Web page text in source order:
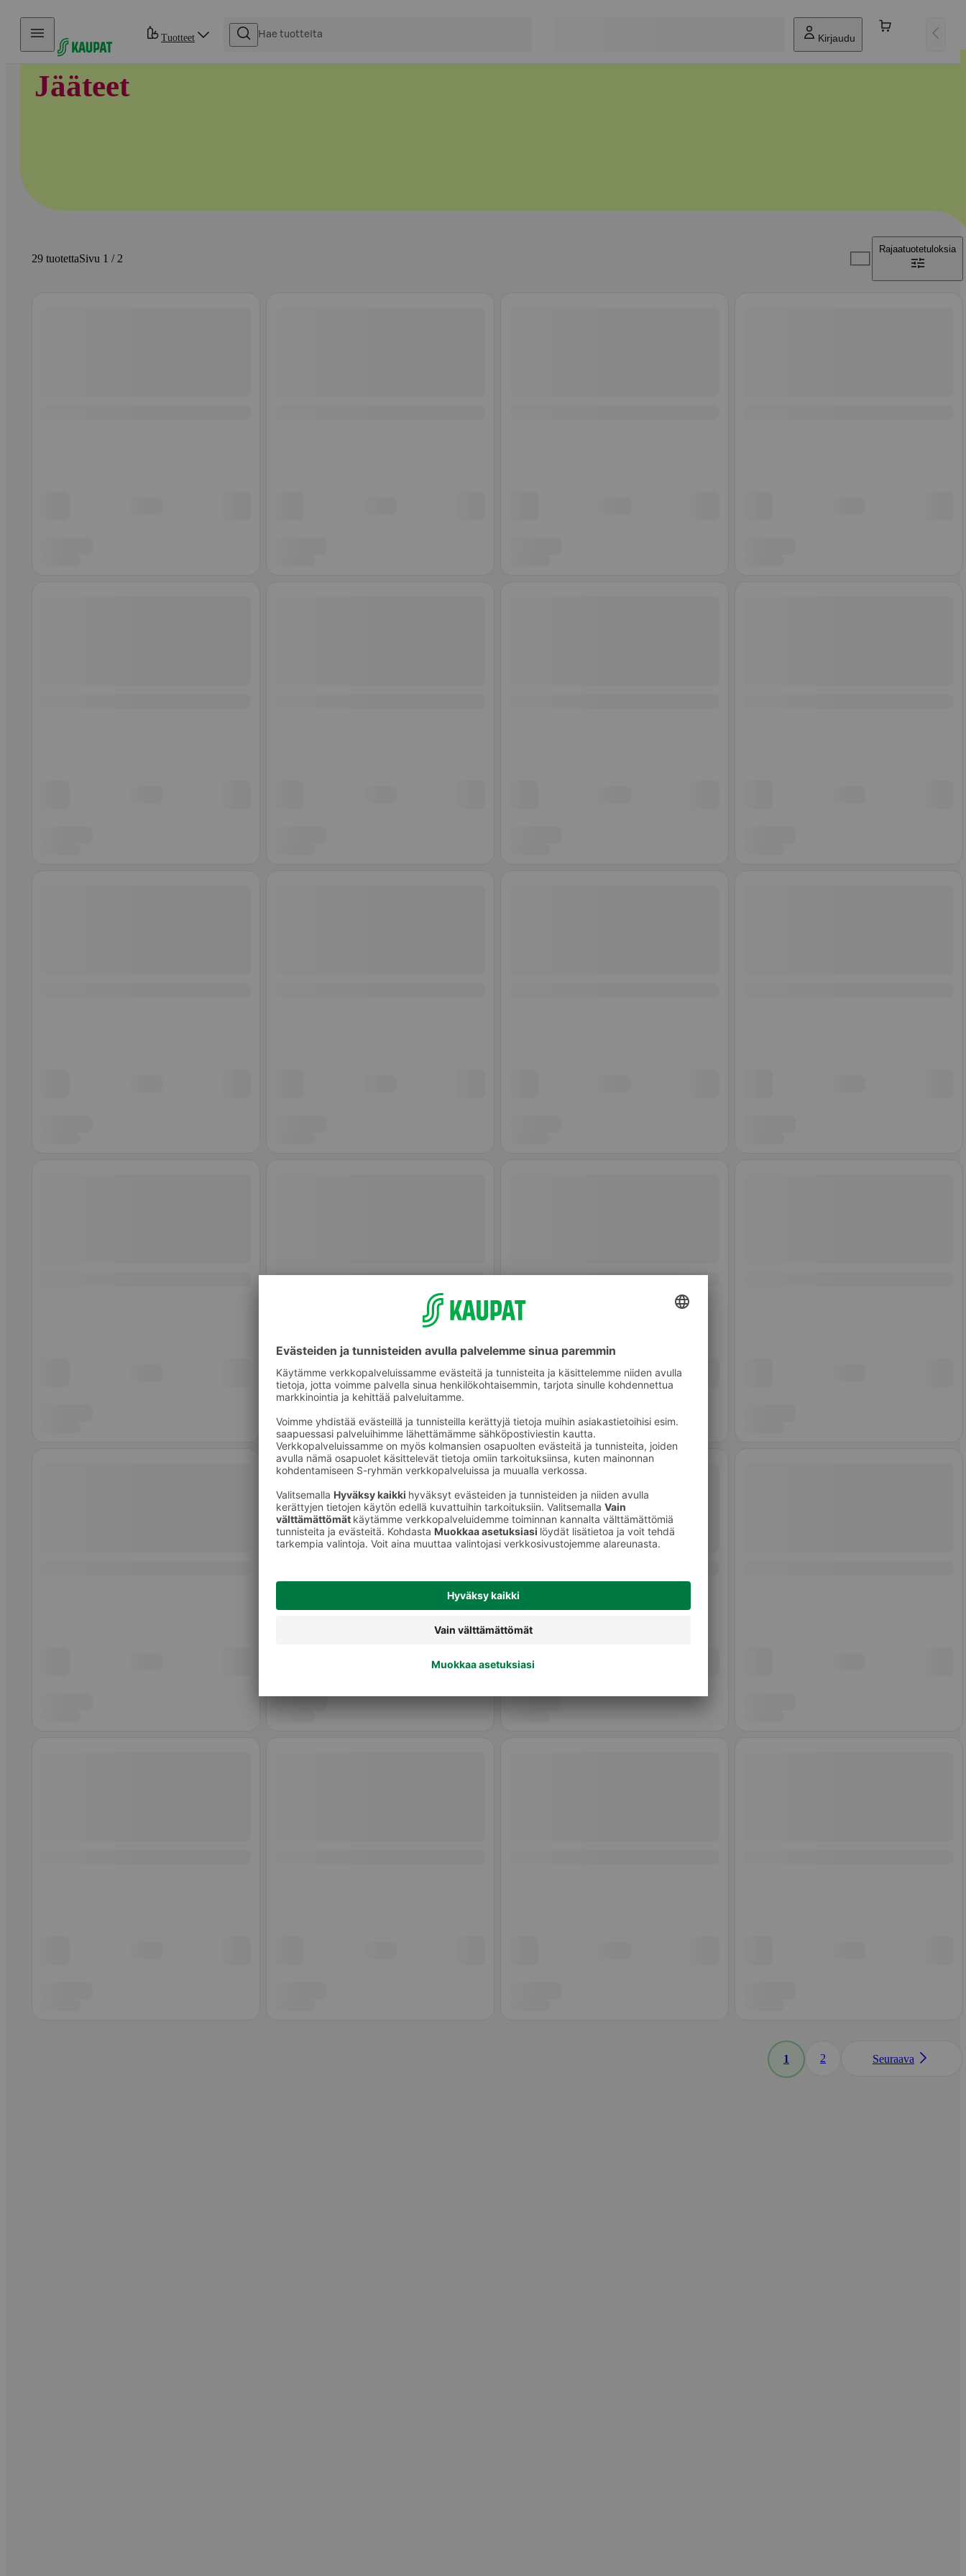
Hyppää sisältöön
Tuotteet Kirjaudu
Jääteet
29 tuotettaSivu 1 / 2
Rajaatuotetuloksia
1 2 Seuraava